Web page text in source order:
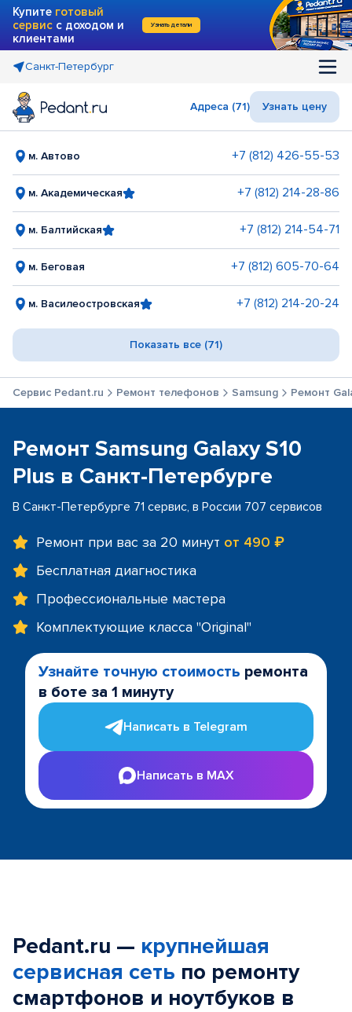
Купите готовый
сервис с доходом и
клиентами
Узнать детали
Санкт-Петербург
Адреса (71) Узнать цену
м. Автово +7 (812) 426-55-53
м. Академическая +7 (812) 214-28-86
м. Балтийская +7 (812) 214-54-71
м. Беговая +7 (812) 605-70-64
м. Василеостровская +7 (812) 214-20-24
Показать все (71)
Сервис Pedant.ru Ремонт телефонов Samsung Ремонт
Ремонт Samsung Galaxy S10
Plus в Санкт-Петербурге
В Санкт-Петербурге 71 сервис, в России 707 сервисов
Ремонт при вас за 20 минут от 490 ₽
Бесплатная диагностика
Профессиональные мастера
Комплектующие класса "Original"
Узнайте точную стоимость ремонта
в боте за 1 минуту
Написать в Telegram
Написать в MAX
Pedant.ru — крупнейшая
сервисная сеть по ремонту
смартфонов и ноутбуков в